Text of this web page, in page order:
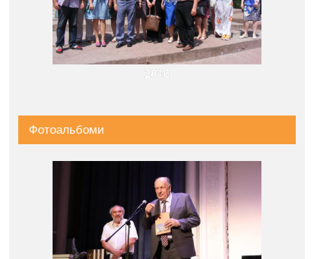
2016
Фотоальбоми